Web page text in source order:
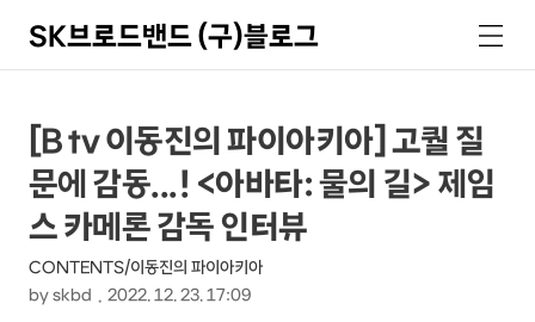
SK브로드밴드 (구)블로그
색
메
뉴
상
세
컨
텐
츠
본
문
제
목
[B tv 이동진의 파이아키아] 고퀄 질
문에 감동...! <아바타: 물의 길> 제임
스 카메론 감독 인터뷰
CONTENTS/이동진의 파이아키아
by skbd 2022. 12. 23. 17:09